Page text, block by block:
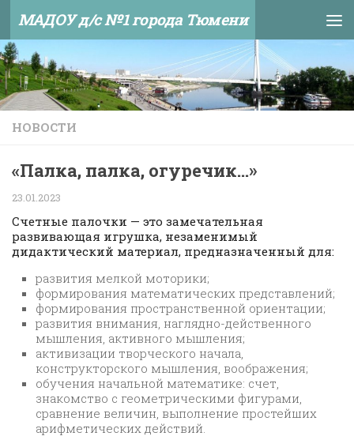
Skip to content
МАДОУ д/с №1 города Тюмени
НОВОСТИ
«Палка, палка, огуречик…»
23.01.2023
Счетные палочки — это замечательная
развивающая игрушка, незаменимый
дидактический материал, предназначенный для:
развития мелкой моторики;
формирования математических представлений;
формирования пространственной ориентации;
развития внимания, наглядно-действенного
мышления, активного мышления;
активизации творческого начала,
конструкторского мышления, воображения;
обучения начальной математике: счет,
знакомство с геометрическими фигурами,
сравнение величин, выполнение простейших
арифметических действий.